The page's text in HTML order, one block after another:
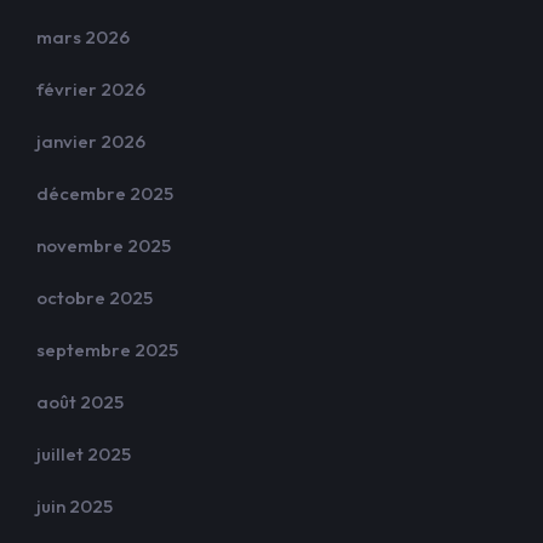
mars 2026
février 2026
janvier 2026
décembre 2025
novembre 2025
octobre 2025
septembre 2025
août 2025
juillet 2025
juin 2025